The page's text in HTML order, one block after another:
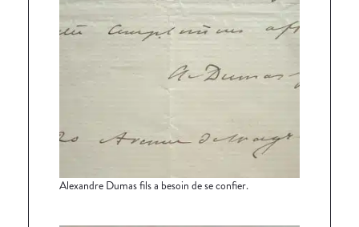
Alexandre Dumas fils a besoin de se confier.